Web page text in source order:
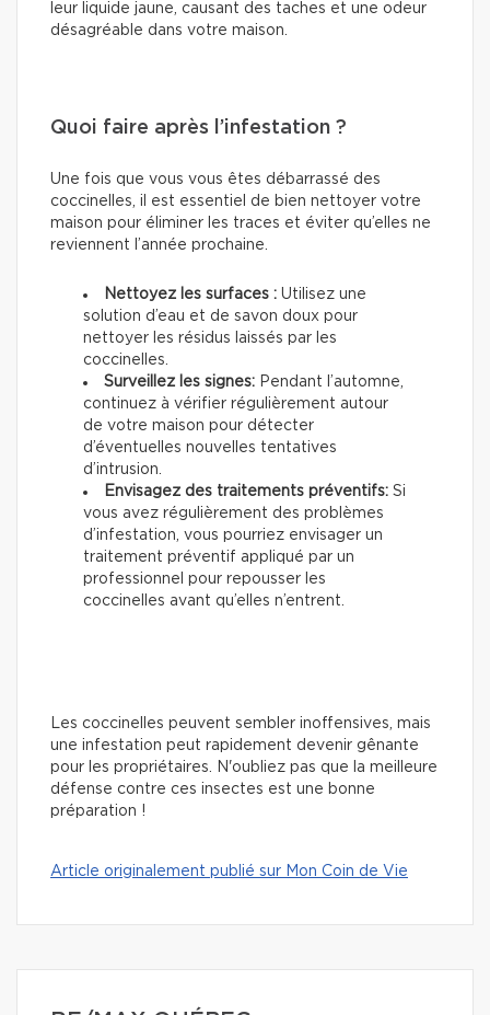
leur liquide jaune, causant des taches et une odeur
désagréable dans votre maison.
Quoi faire après l’infestation ?
Une fois que vous vous êtes débarrassé des
coccinelles, il est essentiel de bien nettoyer votre
maison pour éliminer les traces et éviter qu’elles ne
reviennent l’année prochaine.
Nettoyez les surfaces : Utilisez une
solution d’eau et de savon doux pour
nettoyer les résidus laissés par les
coccinelles.
Surveillez les signes: Pendant l’automne,
continuez à vérifier régulièrement autour
de votre maison pour détecter
d’éventuelles nouvelles tentatives
d’intrusion.
Envisagez des traitements préventifs: Si
vous avez régulièrement des problèmes
d’infestation, vous pourriez envisager un
traitement préventif appliqué par un
professionnel pour repousser les
coccinelles avant qu’elles n’entrent.
Les coccinelles peuvent sembler inoffensives, mais
une infestation peut rapidement devenir gênante
pour les propriétaires. N'oubliez pas que la meilleure
défense contre ces insectes est une bonne
préparation !
Article originalement publié sur Mon Coin de Vie